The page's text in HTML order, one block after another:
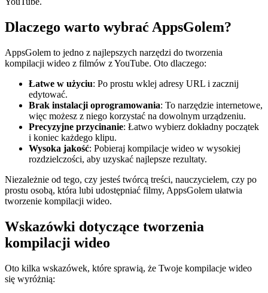
Dlaczego warto wybrać AppsGolem?
AppsGolem to jedno z najlepszych narzędzi do tworzenia
kompilacji wideo z filmów z YouTube. Oto dlaczego:
Łatwe w użyciu: Po prostu wklej adresy URL i zacznij
edytować.
Brak instalacji oprogramowania: To narzędzie internetowe,
więc możesz z niego korzystać na dowolnym urządzeniu.
Precyzyjne przycinanie: Łatwo wybierz dokładny początek
i koniec każdego klipu.
Wysoka jakość: Pobieraj kompilacje wideo w wysokiej
rozdzielczości, aby uzyskać najlepsze rezultaty.
Niezależnie od tego, czy jesteś twórcą treści, nauczycielem, czy po
prostu osobą, która lubi udostępniać filmy, AppsGolem ułatwia
tworzenie kompilacji wideo.
Wskazówki dotyczące tworzenia
kompilacji wideo
Oto kilka wskazówek, które sprawią, że Twoje kompilacje wideo
się wyróżnią: